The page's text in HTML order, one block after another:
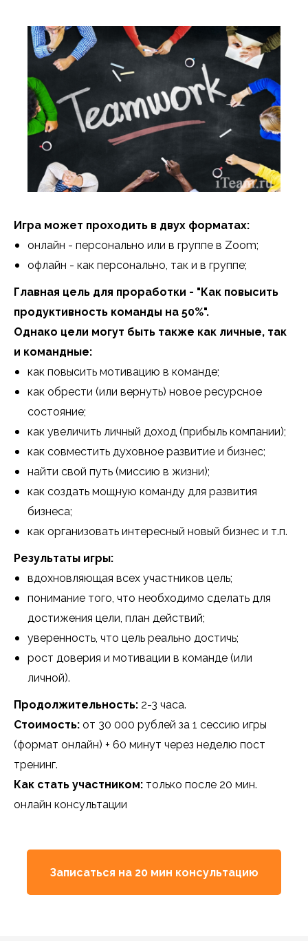
Игра может проходить в двух форматах:
онлайн - персонально или в группе в Zoom;
офлайн - как персонально, так и в группе;
Главная цель для проработки - "Как повысить
продуктивность команды на 50%".
Однако цели могут быть также как личные, так
и командные:
как повысить мотивацию в команде;
как обрести (или вернуть) новое ресурсное
состояние;
как увеличить личный доход (прибыль компании);
как совместить духовное развитие и бизнес;
найти свой путь (миссию в жизни);
как создать мощную команду для развития
бизнеса;
как организовать интересный новый бизнес и т.п.
Результаты игры:
вдохновляющая всех участников цель;
понимание того, что необходимо сделать для
достижения цели, план действий;
уверенность, что цель реально достичь;
рост доверия и мотивации в команде (или
личной).
Продолжительность: 2-3 часа.
Стоимость: от 30 000 рублей за 1 сессию игры
(формат онлайн) + 60 минут через неделю пост
тренинг.
Как стать участником: только после 20 мин.
онлайн консультации
Записаться на 20 мин консультацию